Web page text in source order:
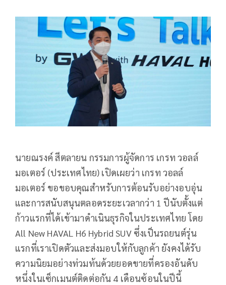
นายณรงค์ สีตลายน กรรมการผู้จัดการ เกรท วอลล์
มอเตอร์ (ประเทศไทย) เปิดเผยว่า เกรท วอลล์
มอเตอร์ ขอขอบคุณสำหรับการต้อนรับอย่างอบอุ่น
และการสนับสนุนตลอดระยะเวลากว่า 1 ปีนับตั้งแต่
ก้าวแรกที่ได้เข้ามาดำเนินธุรกิจในประเทศไทย โดย
All New HAVAL H6 Hybrid SUV ซึ่งเป็นรถยนต์รุ่น
แรกที่เราเปิดตัวและส่งมอบให้กับลูกค้า ยังคงได้รับ
ความนิยมอย่างท่วมท้นด้วยยอดขายที่ครองอันดับ
หนึ่งในเซ็กเมนต์ติดต่อกัน 4 เดือนซ้อนในปีนี้